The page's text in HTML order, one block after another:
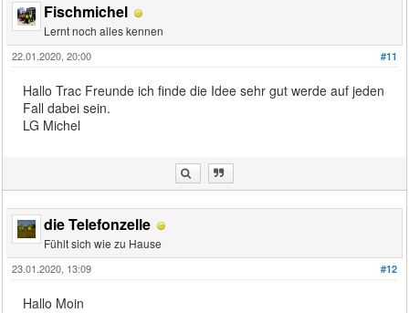
Fischmichel
Lernt noch alles kennen
#11
22.01.2020, 20:00
Hallo Trac Freunde ich finde die Idee sehr gut werde auf jeden
Fall dabei sein.
LG Michel
die Telefonzelle
Fühlt sich wie zu Hause
#12
23.01.2020, 13:09
Hallo Moin